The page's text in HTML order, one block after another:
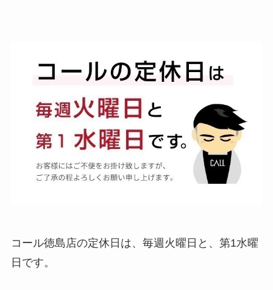
コール徳島店の定休日は、毎週火曜日と、第1水曜
日です。